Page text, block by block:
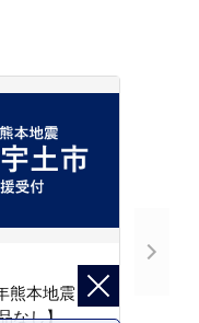
熊本地震 災
なし】